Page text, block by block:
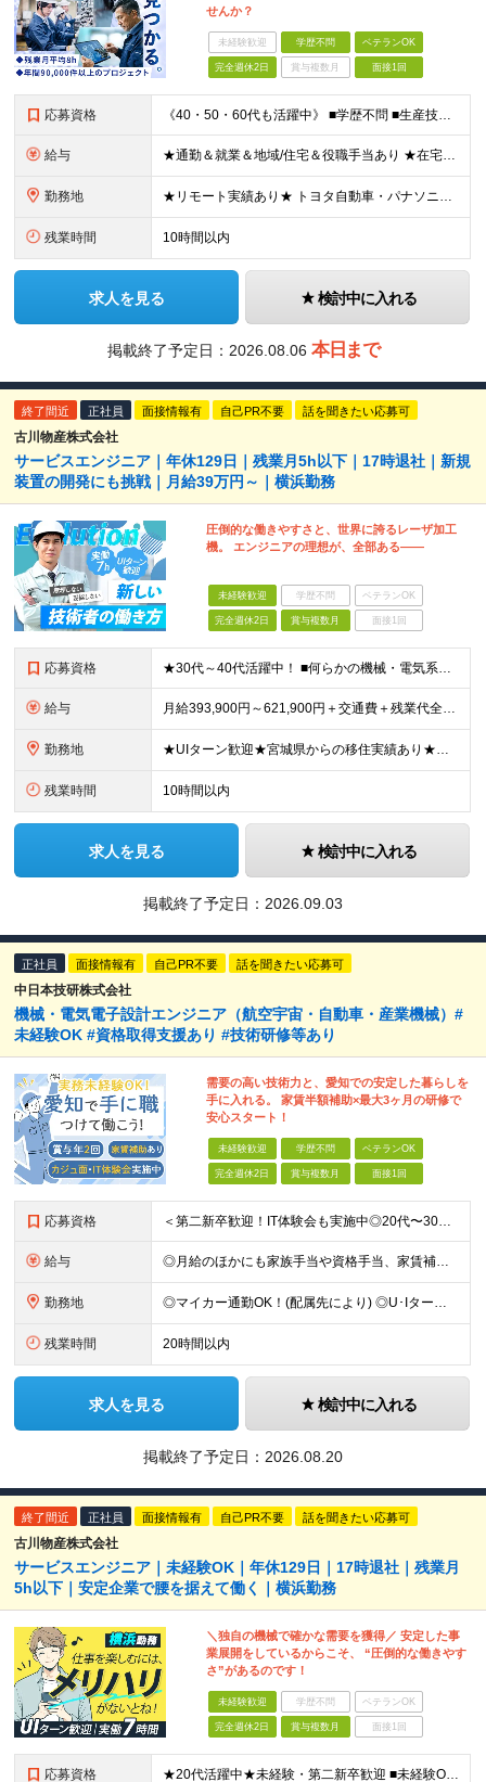
せんか？
未経験歓迎 学歴不問 ベテランOK
完全週休2日 賞与複数月 面接1回
応募資格 《40・50・60代も活躍中》 ■学歴不問 ■生産技術・生産管理・品質保証・評価・設計いずれかの実務経験をお持ちの方 ▽こんな方にオススメです！▽ 「経験を活かして幅広いプロジェクトに携わりたい」
給与 ★通勤＆就業＆地域/住宅＆役職手当あり ★在宅勤務実績あり ★残業代は全額支給 ★選べる給与制度あり！ ■東京・神奈川・千葉・埼玉勤務の場合 月給24.5万円～55万円＋諸手当 （残業代は全額支給）
勤務地 ★リモート実績あり★ トヨタ自動車・パナソニック・東芝など大手メーカーでのポストも多数！ 全国の取引先での就業となります（沖縄を除く） 『地元で働きたい』という希望に、業界トップクラス約7,00
残業時間 10時間以内
求人を見る 検討中に入れる
掲載終了予定日： 2026.08.06 本日まで
終了間近 正社員 面接情報有 自己PR不要 話を聞きたい応募可
古川物産株式会社
サービスエンジニア｜年休129日｜残業月5h以下｜17時退社｜新規
装置の開発にも挑戦｜月給39万円～｜横浜勤務
圧倒的な働きやすさと、世界に誇るレーザ加工
機。 エンジニアの理想が、全部ある――
未経験歓迎 学歴不問 ベテランOK
完全週休2日 賞与複数月 面接1回
応募資格 ★30代～40代活躍中！ ■何らかの機械・電気系の技術職経験をお持ちの方 ■高卒以上 《こんな方にピッタリ》 □これまで培った機械・電気の知識を活かしたい □技術者として専門性をさらに高めたい □
給与 月給393,900円～621,900円＋交通費＋残業代全額＋家族手当＋出張手当など ※経験やスキルを考慮して決定いたします ※残業代は別途全額支給いたします ※試用期間6カ月あり（期間中の給与・待遇
勤務地 ★UIターン歓迎★宮城県からの移住実績あり★転勤なし 【横浜ラボ】神奈川県横浜市西区戸部町3-50 イイダビル 1F ※(変更の範囲)上記を除く当社関連勤務地
残業時間 10時間以内
求人を見る 検討中に入れる
掲載終了予定日： 2026.09.03
正社員 面接情報有 自己PR不要 話を聞きたい応募可
中日本技研株式会社
機械・電気電子設計エンジニア（航空宇宙・自動車・産業機械）#
未経験OK #資格取得支援あり #技術研修等あり
需要の高い技術力と、愛知での安定した暮らしを
手に入れる。 家賃半額補助×最大3ヶ月の研修で
安心スタート！
未経験歓迎 学歴不問 ベテランOK
完全週休2日 賞与複数月 面接1回
応募資格 ＜第二新卒歓迎！IT体験会も実施中◎20代〜30代が活躍中＞ ■未経験OK ■学歴不問 ■普通自動車免許（AT限定可）をお持ちの方 ≪こんな方にピッタリ≫ □ なにかしらの技術系のお仕事経験がある
給与 ◎月給のほかにも家族手当や資格手当、家賃補助など嬉しい手当が充実！ ◎賞与年2.8か月支給 月給：24万円～35万円＋交通費＋賞与年2回 ※経験・能力・年齢などを考慮の上、当社規定により決定いたし
勤務地 ◎マイカー通勤OK！(配属先により) ◎U･Iターン歓迎！家賃補助もあり ◎勤務先は愛知県内の各プロジェクト先です。 通勤のしやすさを考慮して決定します。 ★ちなみに… 名古屋市の平均家賃は約5.
残業時間 20時間以内
求人を見る 検討中に入れる
掲載終了予定日： 2026.08.20
終了間近 正社員 面接情報有 自己PR不要 話を聞きたい応募可
古川物産株式会社
サービスエンジニア｜未経験OK｜年休129日｜17時退社｜残業月
5h以下｜安定企業で腰を据えて働く｜横浜勤務
＼独自の機械で確かな需要を獲得／ 安定した事
業展開をしているからこそ、 “圧倒的な働きやす
さ”があるのです！
未経験歓迎 学歴不問 ベテランOK
完全週休2日 賞与複数月 面接1回
応募資格 ★20代活躍中★未経験・第二新卒歓迎 ■未経験OK ■高卒以上 《こんな方にピッタリ》 □自分の時間を大切にしながら働きたい □PCの自作や車、バイクいじりなどが好き □一生モノの「手に職」をつけ